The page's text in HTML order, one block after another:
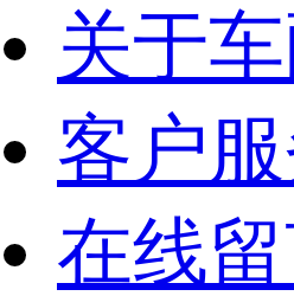
关于
客户
在线